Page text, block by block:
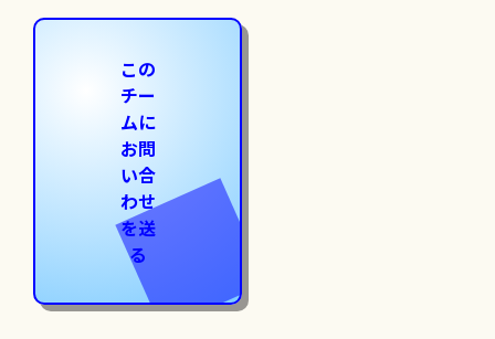
この
チー
ムに
お問
い合
わせ
を送
る